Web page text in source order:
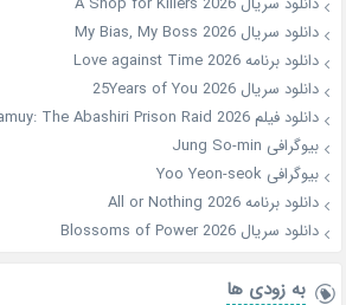
دانلود سریال My Bias, My Boss 2026
دانلود برنامه Love against Time 2026
دانلود سریال 25Years of You 2026
دانلود فیلم Golden Kamuy: The Abashiri Prison Raid 2026
بیوگرافی Jung So-min
بیوگرافی Yoo Yeon-seok
دانلود برنامه All or Nothing 2026
دانلود سریال Blossoms of Power 2026
به زودی ها